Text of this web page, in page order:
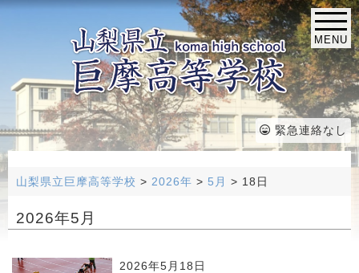
MENU
緊急連絡なし
山梨県立巨摩高等学校 > 2026年 > 5月 > 18日
2026年5月
2026年5月18日